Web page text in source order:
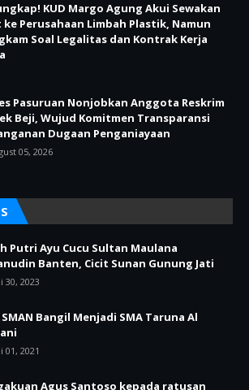
KUD Margo Agung Akui Sewakan
ke Perusahaan Limbah Plastik, Namun
Soal Legalitas dan Kontrak Kerja
Pasuruan Nonjobkan Anggota Reskrim
Beji, Wujud Komitmen Transparansi
Dugaan Penganiayaan
05, 2026
Putri Ayu Cucu Sultan Maulana
Banten, Cicit Sunan Gunung Jati
30, 2023
SMAN Bangil Menjadi SMA Taruna Al
01, 2021
Agus Santoso kepada ratusan